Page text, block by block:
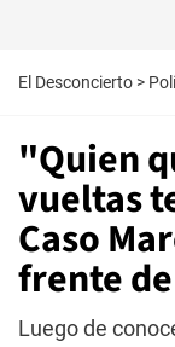
El Desconcierto >
"Quien
vueltas
Caso
frente
Luego de